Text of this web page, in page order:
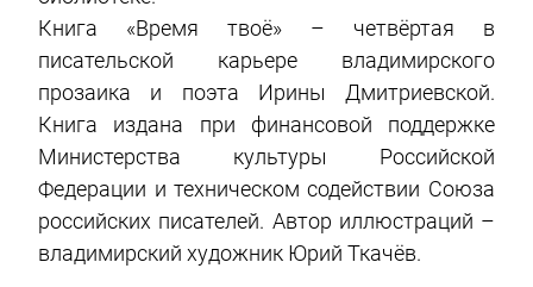
Книга «Время твоё» – четвёртая в
писательской карьере владимирского
прозаика и поэта Ирины Дмитриевской.
Книга издана при финансовой поддержке
Министерства культуры Российской
Федерации и техническом содействии Союза
российских писателей. Автор иллюстраций –
владимирский художник Юрий Ткачёв.